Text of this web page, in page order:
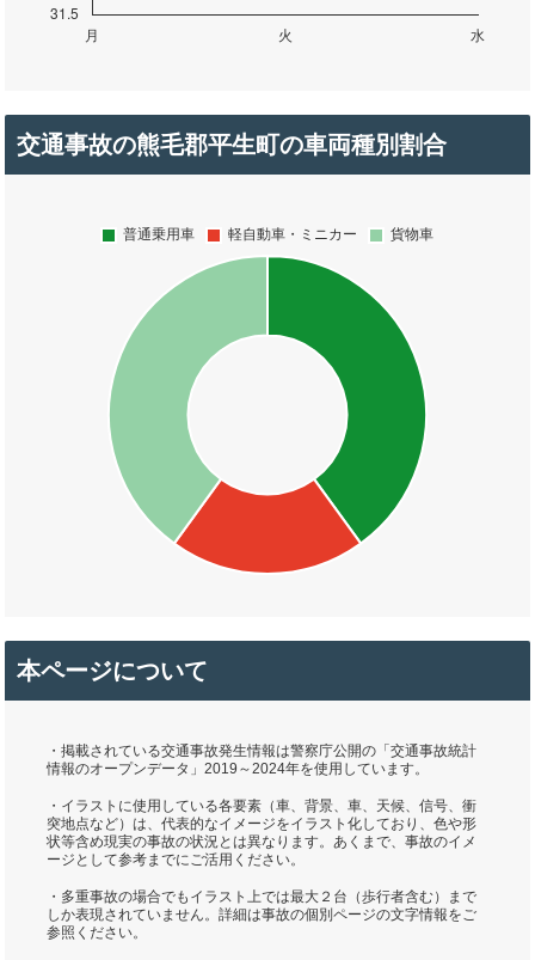
交通事故の熊毛郡平生町の車両種別割合
本ページについて
・掲載されている交通事故発生情報は警察庁公開の「交通事故統計
情報のオープンデータ」2019～2024年を使用しています。
・イラストに使用している各要素（車、背景、車、天候、信号、衝
突地点など）は、代表的なイメージをイラスト化しており、色や形
状等含め現実の事故の状況とは異なります。あくまで、事故のイメ
ージとして参考までにご活用ください。
・多重事故の場合でもイラスト上では最大２台（歩行者含む）まで
しか表現されていません。詳細は事故の個別ページの文字情報をご
参照ください。